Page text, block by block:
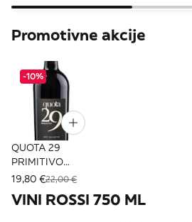
Promotivne akcije
-10%
QUOTA 29
PRIMITIVO
SALENTO IGT
19,80 €22,00 €
VINI ROSSI 750 ML